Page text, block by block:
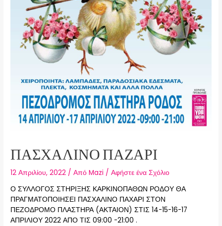
ΠΑΣΧΑΛΙΝΟ ΠΑΖΑΡΙ
12 Απριλίου, 2022 / ΑπόMazi /Αφήστε ένα Σχόλιο
Ο ΣΥΛΛΟΓΟΣ ΣΤΗΡΙΞΗΣ ΚΑΡΚΙΝΟΠΑΘΩΝ ΡΟΔΟΥ ΘΑ
ΠΡΑΓΜΑΤΟΠΟΙΗΣΕΙ ΠΑΣΧΑΛΙΝΟ ΠΑΧΑΡΙ ΣΤΟΝ
ΠΕΖΟΔΡΟΜΟ ΠΛΑΣΤΗΡΑ (ΑΚΤΑΙΟΝ) ΣΤΙΣ 14-15-16-17
ΑΠΡΙΛΙΟΥ 2022 ΑΠΟ ΤΙΣ 09:00 -21:00 .